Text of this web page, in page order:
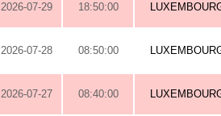
2026-07-29 18:50:00
2026-07-28 08:50:00
2026-07-27 08:40:00